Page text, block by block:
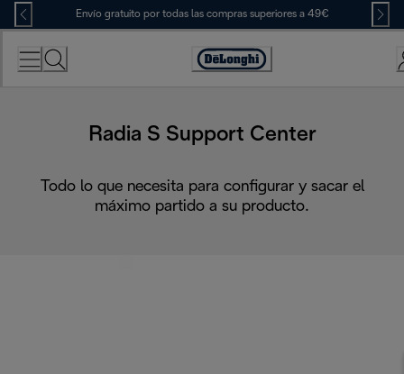
Skip
to
Content
Envío gratuito por todas las compras superiores a 49€
Accessibility
Radia S Support Center
Todo lo que necesita para configurar y sacar el
máximo partido a su producto.